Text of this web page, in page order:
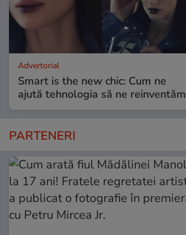
Advertorial
Smart is the new chic: Cum ne
ajută tehnologia să ne reinventăm
PARTENERI